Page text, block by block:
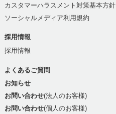
カスタマーハラスメント対策基本方針
ソーシャルメディア利用規約
採用情報
採用情報
よくあるご質問
お知らせ
お問い合わせ(法人のお客様)
お問い合わせ(個人のお客様)